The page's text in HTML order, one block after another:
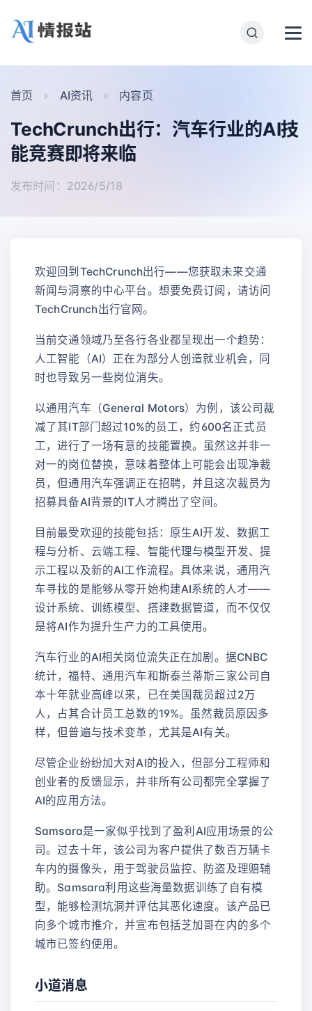
首页 AI资讯 内容页
TechCrunch出行：汽车行业的AI技
能竞赛即将来临
发布时间：2026/5/18
欢迎回到TechCrunch出行——您获取未来交通
新闻与洞察的中心平台。想要免费订阅，请访问
TechCrunch出行官网。
当前交通领域乃至各行各业都呈现出一个趋势：
人工智能（AI）正在为部分人创造就业机会，同
时也导致另一些岗位消失。
以通用汽车（General Motors）为例，该公司裁
减了其IT部门超过10%的员工，约600名正式员
工，进行了一场有意的技能置换。虽然这并非一
对一的岗位替换，意味着整体上可能会出现净裁
员，但通用汽车强调正在招聘，并且这次裁员为
招募具备AI背景的IT人才腾出了空间。
目前最受欢迎的技能包括：原生AI开发、数据工
程与分析、云端工程、智能代理与模型开发、提
示工程以及新的AI工作流程。具体来说，通用汽
车寻找的是能够从零开始构建AI系统的人才——
设计系统、训练模型、搭建数据管道，而不仅仅
是将AI作为提升生产力的工具使用。
汽车行业的AI相关岗位流失正在加剧。据CNBC
统计，福特、通用汽车和斯泰兰蒂斯三家公司自
本十年就业高峰以来，已在美国裁员超过2万
人，占其合计员工总数的19%。虽然裁员原因多
样，但普遍与技术变革，尤其是AI有关。
尽管企业纷纷加大对AI的投入，但部分工程师和
创业者的反馈显示，并非所有公司都完全掌握了
AI的应用方法。
Samsara是一家似乎找到了盈利AI应用场景的公
司。过去十年，该公司为客户提供了数百万辆卡
车内的摄像头，用于驾驶员监控、防盗及理赔辅
助。Samsara利用这些海量数据训练了自有模
型，能够检测坑洞并评估其恶化速度。该产品已
向多个城市推介，并宣布包括芝加哥在内的多个
城市已签约使用。
小道消息